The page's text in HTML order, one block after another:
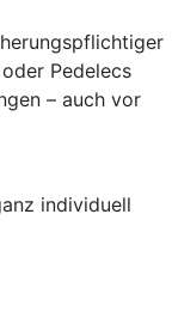
Pedelecs
– auch vor
individuell